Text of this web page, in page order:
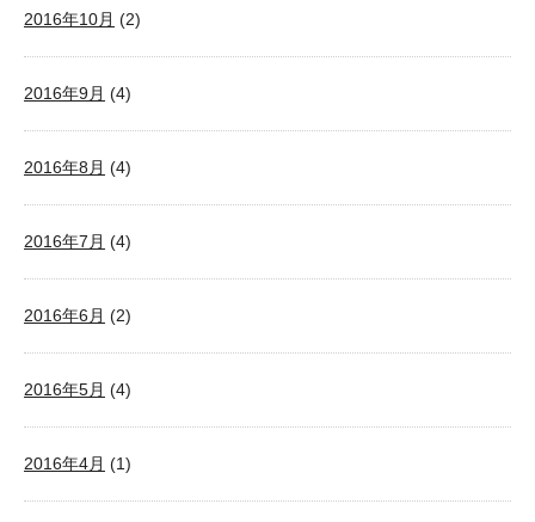
2016年10月 (2)
2016年9月 (4)
2016年8月 (4)
2016年7月 (4)
2016年6月 (2)
2016年5月 (4)
2016年4月 (1)